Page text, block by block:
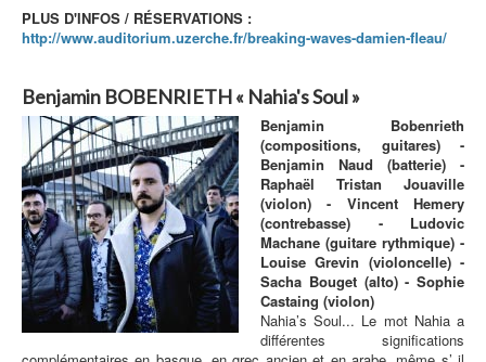
PLUS D'INFOS / RÉSERVATIONS :
http://www.auditorium.uzerche.fr/breaking-waves-damien-fleau/
Benjamin BOBENRIETH « Nahia's Soul »
Benjamin Bobenrieth
(compositions, guitares) -
Benjamin Naud (batterie) -
Raphaël Tristan Jouaville
(violon) - Vincent Hemery
(contrebasse) - Ludovic
Machane (guitare rythmique) -
Louise Grevin (violoncelle) -
Sacha Bouget (alto) - Sophie
Castaing (violon)
Nahia’s Soul... Le mot Nahia a
différentes significations